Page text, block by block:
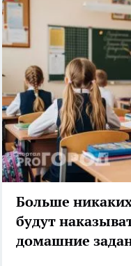
Больше
будут
домашние